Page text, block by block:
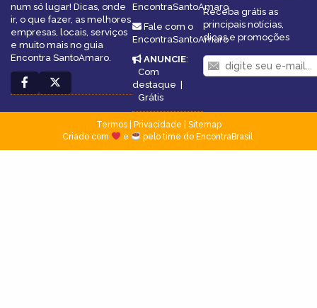
num só lugar! Dicas, onde
ir, o que fazer, as melhores
empresas, locais, serviços
e muito mais no guia
Encontra SantoAmaro.
EncontraSantoAmaro
Fale com o
EncontraSantoAmaro
ANUNCIE:
Com
destaque |
Grátis
Receba grátis as
principais notícias,
dicas e promoções
Termos| Privacidade
Sitemap
Criado com
e pelo time do EncontraBrasil